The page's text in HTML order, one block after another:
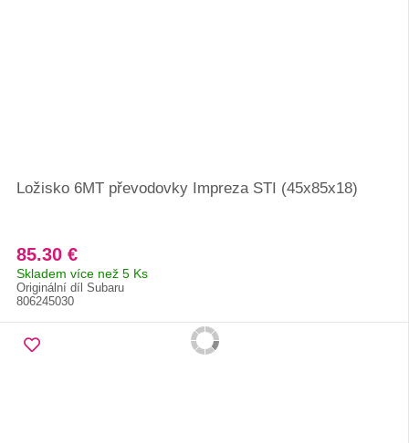
Ložisko 6MT převodovky Impreza STI (45x85x18)
85.30 €
Skladem více než 5 Ks
Originální díl Subaru
806245030